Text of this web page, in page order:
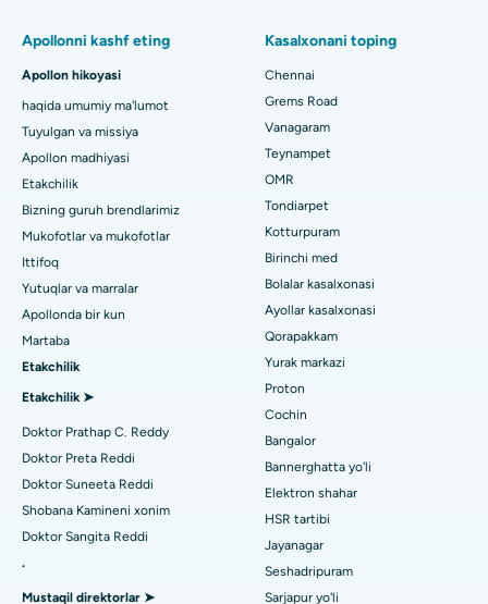
Tish shifokorini toping
Pediatrni toping
Dermatologni toping
Urologni toping
Diabetologni toping
Ginekologni toping
Umumiy shifokorni toping
Chennaydagi Thousand Lightsdagi eng yaxshi ayollar
Paschim Boragaon, Guwahati shahridagi eng yaxshi shifoxona
Chennaydagi PH Roaddagi eng yaxshi kasalxona
Chennaydagi ming chiroqlardagi eng yaxshi yurak markazi
Jubilee Hillsdagi eng yaxshi kasalxona, Haydarobod
Tondiarpet, Chennai shahridagi eng yaxshi shifoxona
Kotturpuram, Chennai shahridagi eng yaxshi shifoxona
Kovai yo'lidagi eng yaxshi kasalxona, Karur
Karapakkam, Chennaydagi eng yaxshi shifoxona
Arilova, Vizagdagi eng yaxshi shifoxona
Kanpur yo'lidagi eng yaxshi kasalxona, Laknau
Noida shtatidagi 26-sektordagi eng yaxshi shifoxona
Gandhinagar, Ahmedabaddagi eng yaxshi shifoxona
Sleeve gastrektomi
Lasik jarrohlik
Rinoplastika
liposuction
Koroner angiografiya
Transkateter Aorta valfini almashtirish
MitraClip vana ta'mirlash
Kateterni yo'q qilish
Orqaga elkalarni almashtirish
Apollonni kashf eting
Apollon hikoyasi
haqida umumiy ma'lumot
Tuyulgan va missiya
Apollon madhiyasi
Etakchilik
Bizning guruh brendlarimiz
Mukofotlar va mukofotlar
Ittifoq
Yutuqlar va marralar
Apollonda bir kun
Martaba
Etakchilik
Etakchilik ➤
Doktor Prathap C. Reddy
Doktor Preta Reddi
Doktor Suneeta Reddi
Shobana Kamineni xonim
Doktor Sangita Reddi
.
Mustaqil direktorlar ➤
Kasalxonani toping
Chennai
Grems Road
Vanagaram
Teynampet
OMR
Tondiarpet
Kotturpuram
Birinchi med
Bolalar kasalxonasi
Ayollar kasalxonasi
Qorapakkam
Yurak markazi
Proton
Cochin
Bangalor
Bannerghatta yo'li
Elektron shahar
HSR tartibi
Jayanagar
Seshadripuram
Sarjapur yo'li